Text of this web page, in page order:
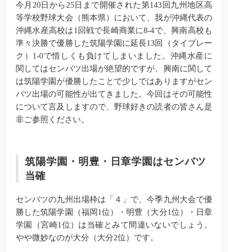
今月20日から25日まで開催された第143回九州地区高
等学校野球大会（熊本県）において、我が沖縄代表の
沖縄水産高校は1回戦で長崎商業に8-4で、興南高校も
準々決勝で優勝した筑陽学園に延長13回（タイブレー
ク）1-0で惜しくも負けてしまいました。沖縄水産に
関してはセンバツ出場が絶望的ですが、興南に関して
は筑陽学園が優勝したことで少しではありますがセン
バツ出場の可能性が出てきました。今回はその可能性
について言及しますので、野球好きの読者の皆さん是
非ご参照ください。
筑陽学園・明豊・日章学園はセンバツ
当確
センバツの九州出場枠は「４」で、今季九州大会で優
勝した筑陽学園（福岡1位）・明豊（大分1位）・日章
学園（宮崎1位）は当確とみて間違いないでしょう。
やや微妙なのが大分（大分2位）です。